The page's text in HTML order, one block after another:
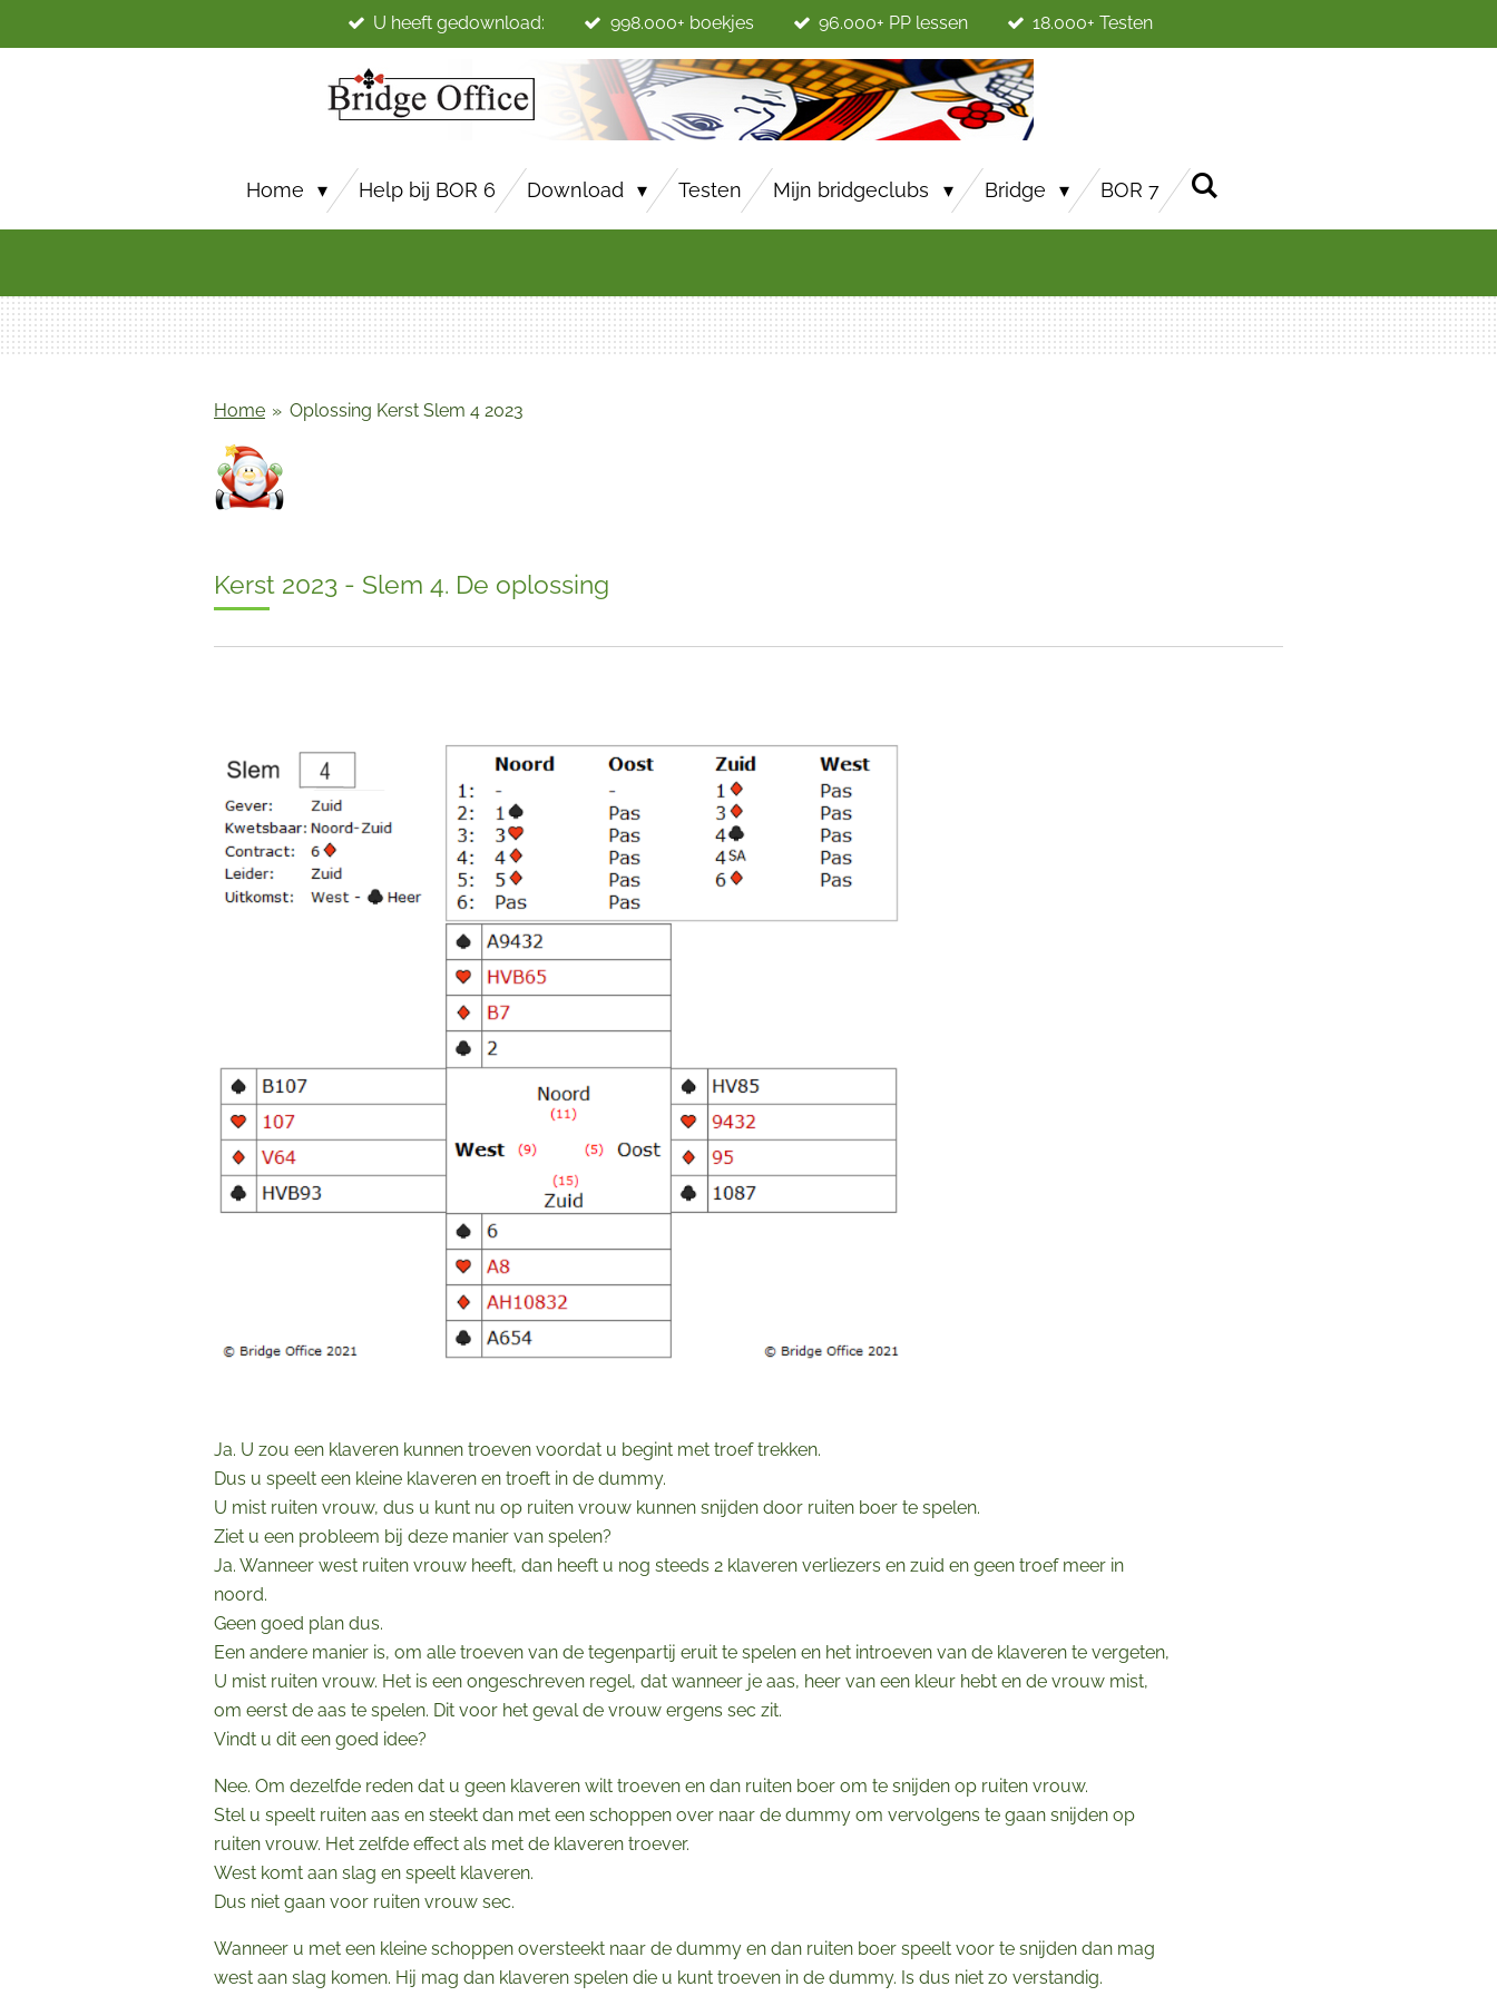
direct
U heeft gedownload: 998.000+ boekjes 96.000+ PP lessen 18.000+ Testen
Home Help bij BOR 6 Download Testen Mijn bridgeclubs Bridge BOR 7
Home » Oplossing Kerst Slem 4 2023
Kerst 2023 - Slem 4. De oplossing
Ja. U zou een klaveren kunnen troeven voordat u begint met troef trekken.
Dus u speelt een kleine klaveren en troeft in de dummy.
U mist ruiten vrouw, dus u kunt nu op ruiten vrouw kunnen snijden door ruiten boer te spelen.
Ziet u een probleem bij deze manier van spelen?
Ja. Wanneer west ruiten vrouw heeft, dan heeft u nog steeds 2 klaveren verliezers en zuid en geen troef meer in
noord.
Geen goed plan dus.
Een andere manier is, om alle troeven van de tegenpartij eruit te spelen en het introeven van de klaveren te vergeten,
U mist ruiten vrouw. Het is een ongeschreven regel, dat wanneer je aas, heer van een kleur hebt en de vrouw mist,
om eerst de aas te spelen. Dit voor het geval de vrouw ergens sec zit.
Vindt u dit een goed idee?
Nee. Om dezelfde reden dat u geen klaveren wilt troeven en dan ruiten boer om te snijden op ruiten vrouw.
Stel u speelt ruiten aas en steekt dan met een schoppen over naar de dummy om vervolgens te gaan snijden op
ruiten vrouw. Het zelfde effect als met de klaveren troever.
West komt aan slag en speelt klaveren.
Dus niet gaan voor ruiten vrouw sec.
Wanneer u met een kleine schoppen oversteekt naar de dummy en dan ruiten boer speelt voor te snijden dan mag
west aan slag komen. Hij mag dan klaveren spelen die u kunt troeven in de dummy. Is dus niet zo verstandig.